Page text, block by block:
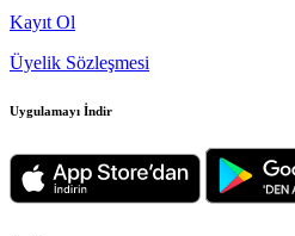
Kayıt Ol
Üyelik Sözleşmesi
Uygulamayı İndir